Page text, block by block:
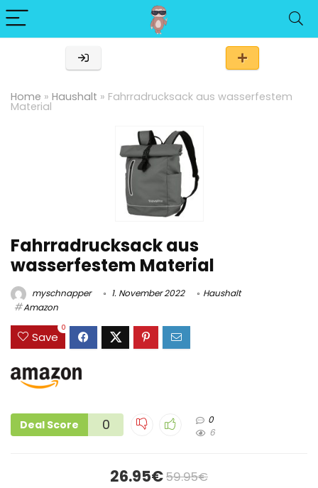
Home » Haushalt » Fahrradrucksack aus wasserfestem
Material
Fahrradrucksack aus
wasserfestem Material
myschnapper 1. November 2022
Haushalt
Amazon
Save
0
Deal Score 0
0
6
26.95€59.95€